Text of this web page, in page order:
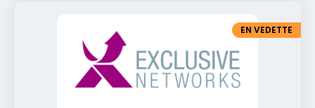
EN VEDETTE